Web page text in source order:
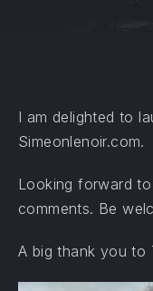
I am delighted to
Simeonlenoir.com.
Looking forward
comments. Be
A big thank you to